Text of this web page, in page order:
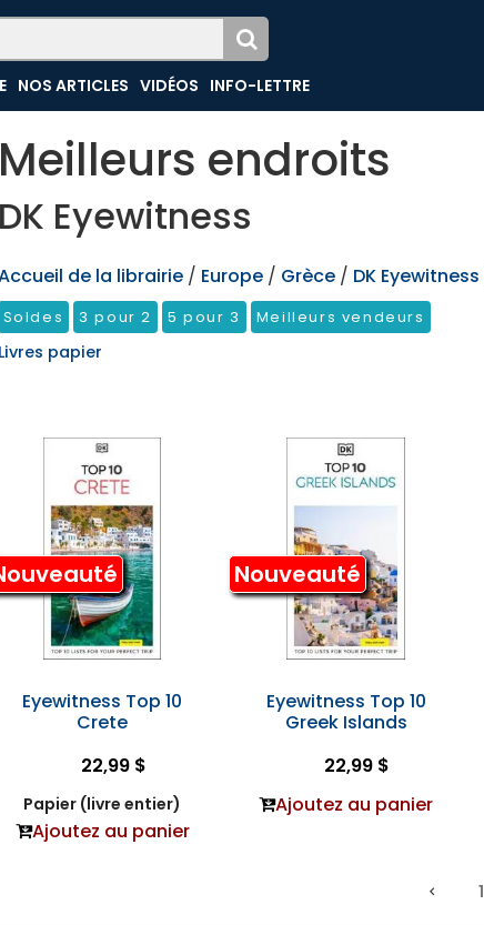
NOS ARTICLES VIDÉOS INFO-LETTRE
Meilleurs endroits
DK Eyewitness
de la librairie / Europe / Grèce / DK Eyewitness
Soldes 3 pour 2 5 pour 3 Meilleurs vendeurs
Livres papier
Eyewitness Top 10
Crete
22,99 $
Papier (livre entier)
Ajoutez au panier
Nouveauté
Eyewitness Top 10
Greek Islands
22,99 $
Ajoutez au panier
1